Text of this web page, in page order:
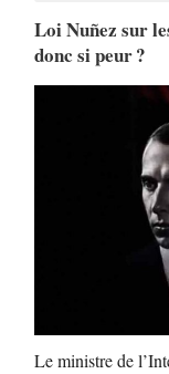
Loi Nuñez sur
donc si peur ?
Le ministre de